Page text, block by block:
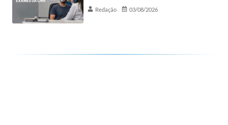
Redação 03/08/2026